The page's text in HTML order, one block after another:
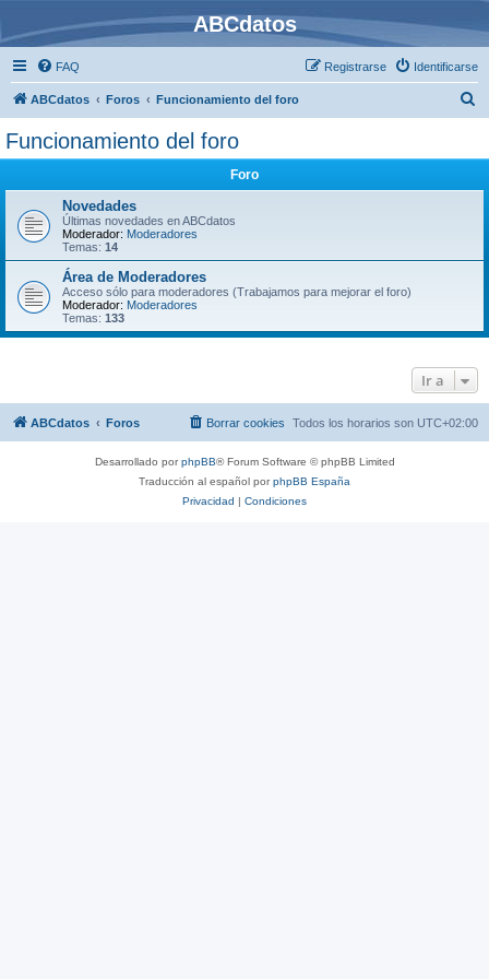
ABCdatos
FAQ Identificarse
Registrarse
ABCdatos Foros Funcionamiento del foro
Funcionamiento del foro
Foro
Novedades
Últimas novedades en ABCdatos
Moderador: Moderadores
Temas: 14
Área de Moderadores
Acceso sólo para moderadores (Trabajamos para mejorar el foro)
Moderador: Moderadores
Temas: 133
Ir a
ABCdatos Foros Todos los horarios son UTC+02:00
Borrar cookies
Desarrollado porphpBB® Forum Software © phpBB Limited
Traducción al español porphpBB España
Privacidad | Condiciones